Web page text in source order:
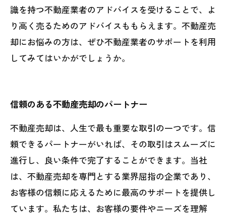
識を持つ不動産業者のアドバイスを受けることで、よ
り高く売るためのアドバイスももらえます。不動産売
却にお悩みの方は、ぜひ不動産業者のサポートを利用
してみてはいかがでしょうか。
信頼のある不動産売却のパートナー
不動産売却は、人生で最も重要な取引の一つです。信
頼できるパートナーがいれば、その取引はスムーズに
進行し、良い条件で完了することができます。当社
は、不動産売却を専門とする業界屈指の企業であり、
お客様の信頼に応えるために最高のサポートを提供し
ています。私たちは、お客様の要件やニーズを理解